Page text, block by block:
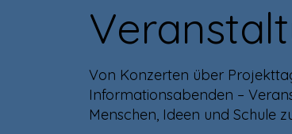
Von Konzerten über
Informationsabenden –
Menschen, Ideen und Schule